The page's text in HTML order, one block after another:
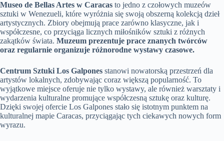
Museo de Bellas Artes w Caracas to jedno z czołowych muzeów
sztuki w Wenezueli, które wyróżnia się swoją obszerną kolekcją dzieł
artystycznych. Zbiory obejmują prace zarówno klasyczne, jak i
współczesne, co przyciąga licznych miłośników sztuki z różnych
zakątków świata. Muzeum prezentuje prace znanych twórców
oraz regularnie organizuje różnorodne wystawy czasowe.
Centrum Sztuki Los Galpones stanowi nowatorską przestrzeń dla
artystów lokalnych, zdobywając coraz większą popularność. To
wyjątkowe miejsce oferuje nie tylko wystawy, ale również warsztaty i
wydarzenia kulturalne promujące współczesną sztukę oraz kulturę.
Dzięki swojej ofercie Los Galpones stało się istotnym punktem na
kulturalnej mapie Caracas, przyciągając tych ciekawych nowych form
wyrazu.